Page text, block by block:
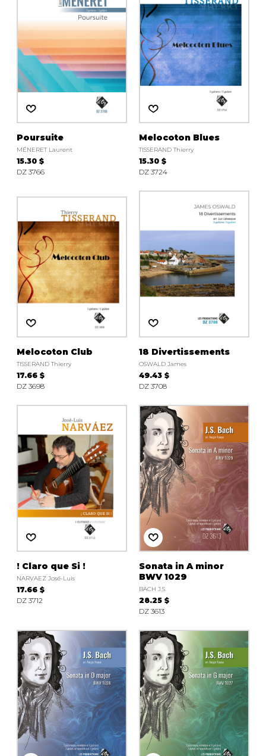
Poursuite
MÉNERET Laurent
15.30 $
DZ 3766
Melocoton Blues
TISSERAND Thierry
15.30 $
DZ 3724
Melocoton Club
TISSERAND Thierry
17.66 $
DZ 3698
18 Divertissements
OSWALD James
49.43 $
DZ 3708
! Claro que Si !
NARVAEZ José-Luis
17.66 $
DZ 3712
Sonata in A minor
BWV 1029
BACH J.S.
28.25 $
DZ 3613